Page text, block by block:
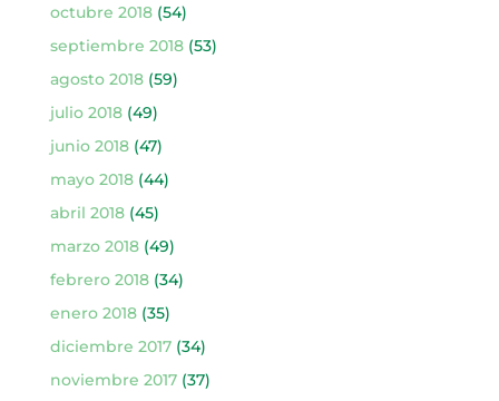
octubre 2018(54)
septiembre 2018(53)
agosto 2018(59)
julio 2018(49)
junio 2018(47)
mayo 2018(44)
abril 2018(45)
marzo 2018(49)
febrero 2018(34)
enero 2018(35)
diciembre 2017(34)
noviembre 2017(37)